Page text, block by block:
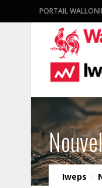
PORTAIL
Iweps /